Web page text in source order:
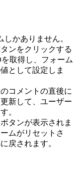
かありません。
ンをクリックする
取得し、フォーム
として設定しま
コメントの直後に
新して、ユーザー
。
タンが表示されま
ムがリセットさ
戻されます。